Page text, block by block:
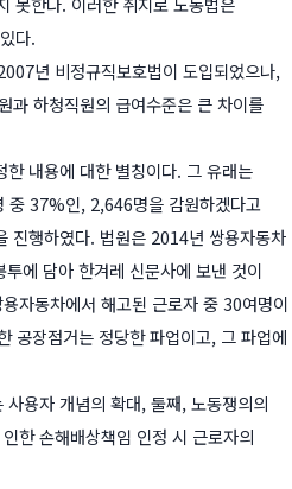
다.
년 비정규직보호법이 도입되었으나,
과 하청직원의 급여수준은 큰 차이를
내용에 대한 별칭이다. 그 유래는
중 37%인, 2,646명을 감원하겠다고
진행하였다. 법원은 2014년 쌍용자동차
에 담아 한겨레 신문사에 보낸 것이
자동차에서 해고된 근로자 중 30여명이
공장점거는 정당한 파업이고, 그 파업에
용자 개념의 확대, 둘째, 노동쟁의의
한 손해배상책임 인정 시 근로자의